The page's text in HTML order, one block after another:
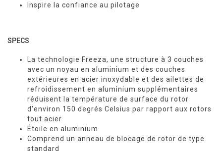
Inspire la confiance au pilotage
SPECS
La technologie Freeza, une structure à 3 couches
avec un noyau en aluminium et des couches
extérieures en acier inoxydable et des ailettes de
refroidissement en aluminium supplémentaires
réduisent la température de surface du rotor
d'environ 150 degrés Celsius par rapport aux rotors
tout acier
Étoile en aluminium
Comprend un anneau de blocage de rotor de type
standard